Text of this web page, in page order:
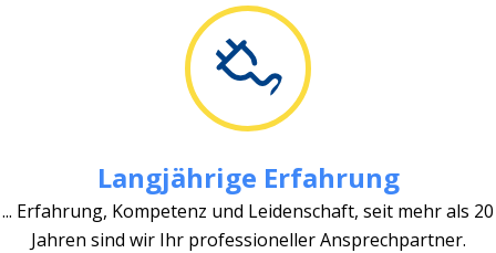
Langjährige Erfahrung
... Erfahrung, Kompetenz und Leidenschaft, seit mehr als 20
Jahren sind wir Ihr professioneller Ansprechpartner.